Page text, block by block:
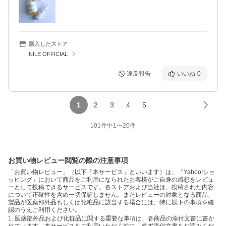
購入したストア
NILE OFFICIAL
違反報告 いいね 0
1 2 3 4 5
101件中1〜20件
お買い物レビュー閲覧の際の注意事項
「お買い物レビュー」（以下「本サービス」といいます）は、「Yahoo!ショ
ッピング」において商品をご利用になられたお客様がご自身の感想をレビュ
ーとして投稿できるサービスです。各ストアおよび当社は、投稿された内容
について正確性を含め一切保証しません。またレビューの対象となる商品、
製品が医薬部外品もしくは化粧品に該当する場合には、特に以下の事項を確
認のうえご利用ください。
1. 医薬部外品および化粧品に関する重要な事項は、各商品の添付文書に書か